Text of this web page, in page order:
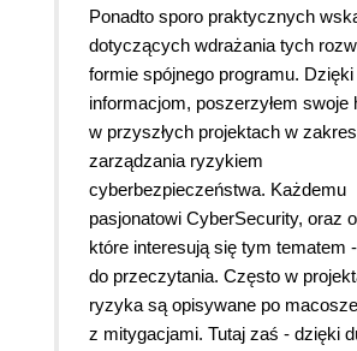
Ponadto sporo praktycznych
dotyczących wdrażania tych
formie spójnego programu.
informacjom, poszerzyłem swoje
w przyszłych projektach w
zarządzania ryzykiem
cyberbezpieczeństwa. Każdemu
pasjonatowi CyberSecurity, oraz
które interesują się tym tematem
do przeczytania. Często w
ryzyka są opisywane po
z mitygacjami. Tutaj zaś - dzięki